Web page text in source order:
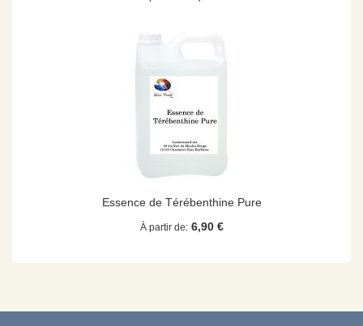
Essence de Térébenthine Pure
À partir de 6,90 €